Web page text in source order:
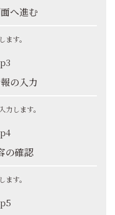
へ進む
す。
の入力
します。
の確認
す。